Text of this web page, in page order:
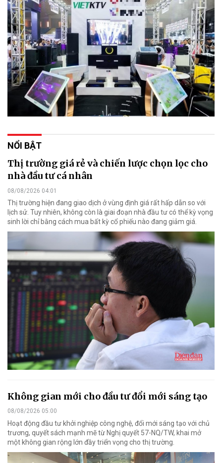
NỔI BẬT
Thị trường giá rẻ và chiến lược chọn lọc cho
nhà đầu tư cá nhân
08/08/2026 04:01
Thị trường hiện đang giao dịch ở vùng định giá rất hấp dẫn so với
lịch sử. Tuy nhiên, không còn là giai đoạn nhà đầu tư có thể kỳ vọng
sinh lời chỉ bằng cách mua bất kỳ cổ phiếu nào đang giảm giá.
Không gian mới cho đầu tư đổi mới sáng tạo
08/08/2026 05:00
Hoạt động đầu tư khởi nghiệp công nghệ, đổi mới sáng tạo với chủ
trương, quyết sách mạnh mẽ từ Nghị quyết 57-NQ/TW, khai mở
một không gian rộng lớn đầy triển vọng cho thị trường.